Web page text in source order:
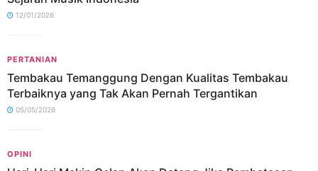
12/01/2026
PERTANIAN
Tembakau Temanggung Dengan Kualitas Tembakau
Terbaiknya yang Tak Akan Pernah Tergantikan
05/05/2026
OPINI